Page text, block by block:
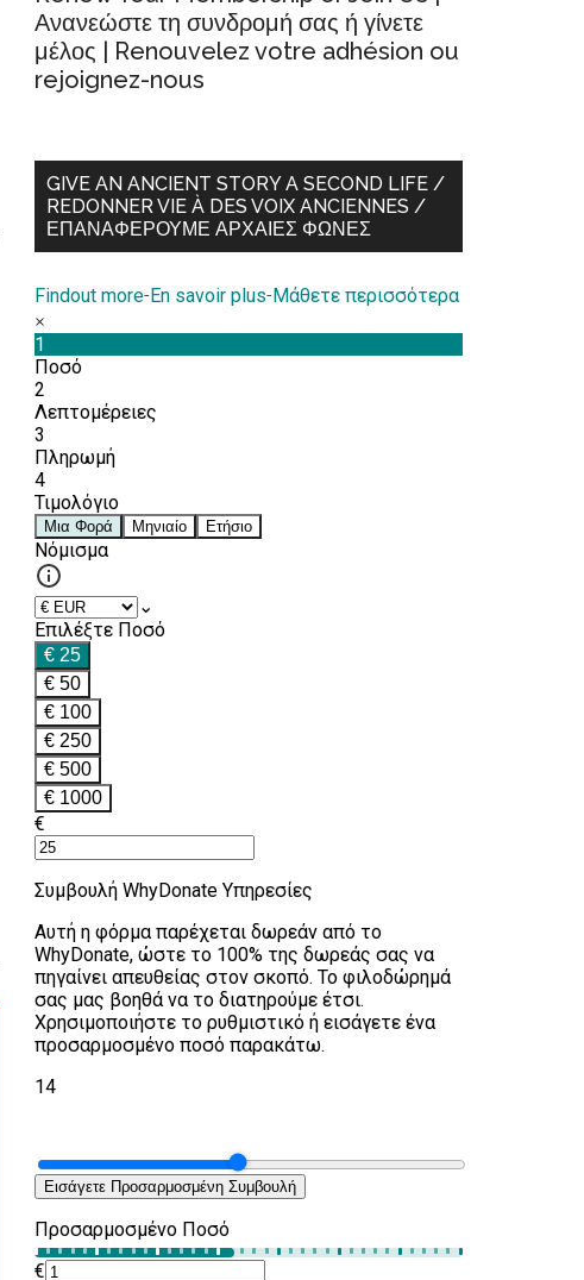
Ανανεώστε τη συνδρομή σας ή γίνετε
μέλος | Renouvelez votre adhésion ou
rejoignez-nous
GIVE AN ANCIENT STORY A SECOND LIFE /
REDONNER VIE À DES VOIX ANCIENNES /
ΕΠΑΝΑΦΈΡΟΥΜΕ ΑΡΧΑΊΕΣ ΦΩΝΈΣ
Findout more-En savoir plus-Μάθετε περισσότερα